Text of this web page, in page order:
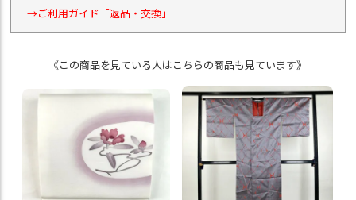
→ご利用ガイド「返品・交換」
《この商品を見ている人はこちらの商品も見ています》